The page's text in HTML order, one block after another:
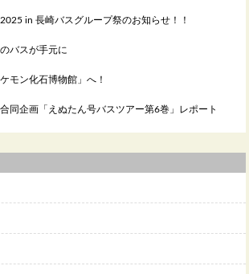
in 長崎バスグループ祭のお知らせ！！
バスが手元に
モン化石博物館」へ！
同企画「えぬたん号バスツアー第6巻」レポート